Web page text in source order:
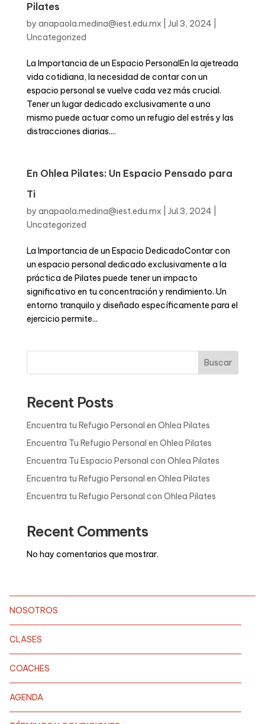
Pilates
by anapaola.medina@iest.edu.mx Jul 3, 2024
Uncategorized
La Importancia de un Espacio PersonalEn la ajetreada
vida cotidiana, la necesidad de contar con un
espacio personal se vuelve cada vez más crucial.
Tener un lugar dedicado exclusivamente a uno
mismo puede actuar como un refugio del estrés y las
distracciones diarias....
En Ohlea Pilates: Un Espacio Pensado para
Ti
by anapaola.medina@iest.edu.mx Jul 3, 2024
Uncategorized
La Importancia de un Espacio DedicadoContar con
un espacio personal dedicado exclusivamente a la
práctica de Pilates puede tener un impacto
significativo en tu concentración y rendimiento. Un
entorno tranquilo y diseñado específicamente para el
ejercicio permite...
Buscar
Recent Posts
Encuentra tu Refugio Personal en Ohlea Pilates
Encuentra Tu Refugio Personal en Ohlea Pilates
Encuentra Tu Espacio Personal con Ohlea Pilates
Encuentra tu Refugio Personal en Ohlea Pilates
Encuentra tu Refugio Personal con Ohlea Pilates
Recent Comments
No hay comentarios que mostrar.
NOSOTROS
CLASES
COACHES
AGENDA